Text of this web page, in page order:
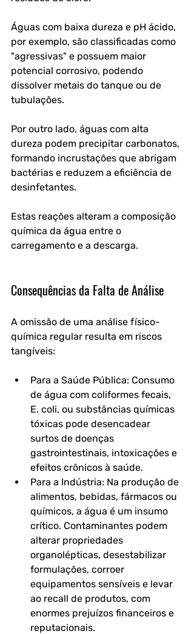
Águas com baixa dureza e pH ácido,
por exemplo, são classificadas como
"agressivas" e possuem maior
potencial corrosivo, podendo
dissolver metais do tanque ou de
tubulações.
Por outro lado, águas com alta
dureza podem precipitar carbonatos,
formando incrustações que abrigam
bactérias e reduzem a eficiência de
desinfetantes.
Estas reações alteram a composição
química da água entre o
carregamento e a descarga.
Consequências da Falta de Análise
A omissão de uma análise físico-
química regular resulta em riscos
tangíveis:
Para a Saúde Pública: Consumo
de água com coliformes fecais,
E. coli, ou substâncias químicas
tóxicas pode desencadear
surtos de doenças
gastrointestinais, intoxicações e
efeitos crônicos à saúde.
Para a Indústria: Na produção de
alimentos, bebidas, fármacos ou
químicos, a água é um insumo
crítico. Contaminantes podem
alterar propriedades
organolépticas, desestabilizar
formulações, corroer
equipamentos sensíveis e levar
ao recall de produtos, com
enormes prejuízos financeiros e
reputacionais.